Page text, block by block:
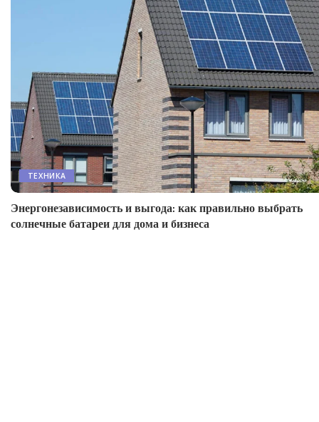
ТЕХНИКА
Энергонезависимость и выгода: как правильно выбрать
солнечные батареи для дома и бизнеса